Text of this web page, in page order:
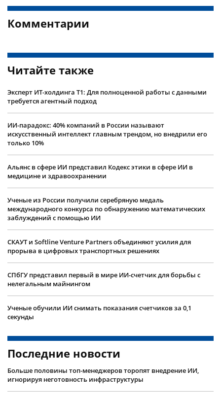
Комментарии
Читайте также
Эксперт ИТ-холдинга Т1: Для полноценной работы с данными
требуется агентный подход
ИИ-парадокс: 40% компаний в России называют
искусственный интеллект главным трендом, но внедрили его
только 10%
Альянс в сфере ИИ представил Кодекс этики в сфере ИИ в
медицине и здравоохранении
Ученые из России получили серебряную медаль
международного конкурса по обнаружению математических
заблуждений с помощью ИИ
СКАУТ и Softline Venture Partners объединяют усилия для
прорыва в цифровых транспортных решениях
СПбГУ представил первый в мире ИИ-счетчик для борьбы с
нелегальным майнингом
Ученые обучили ИИ снимать показания счетчиков за 0,1
секунды
Последние новости
Больше половины топ-менеджеров торопят внедрение ИИ,
игнорируя неготовность инфраструктуры